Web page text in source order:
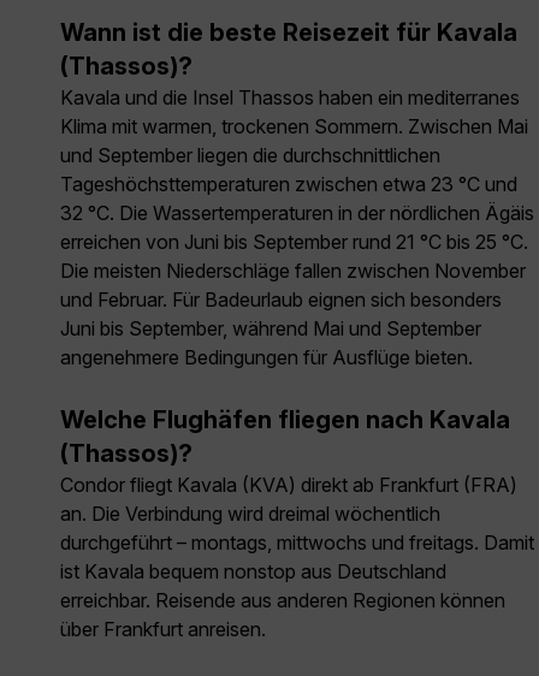
Wann ist die beste Reisezeit für Kavala
(Thassos)?
Kavala und die Insel Thassos haben ein mediterranes
Klima mit warmen, trockenen Sommern. Zwischen Mai
und September liegen die durchschnittlichen
Tageshöchsttemperaturen zwischen etwa 23 °C und
32 °C. Die Wassertemperaturen in der nördlichen Ägäis
erreichen von Juni bis September rund 21 °C bis 25 °C.
Die meisten Niederschläge fallen zwischen November
und Februar. Für Badeurlaub eignen sich besonders
Juni bis September, während Mai und September
angenehmere Bedingungen für Ausflüge bieten.
Welche Flughäfen fliegen nach Kavala
(Thassos)?
Condor fliegt Kavala (KVA) direkt ab Frankfurt (FRA)
an. Die Verbindung wird dreimal wöchentlich
durchgeführt – montags, mittwochs und freitags. Damit
ist Kavala bequem nonstop aus Deutschland
erreichbar. Reisende aus anderen Regionen können
über Frankfurt anreisen.